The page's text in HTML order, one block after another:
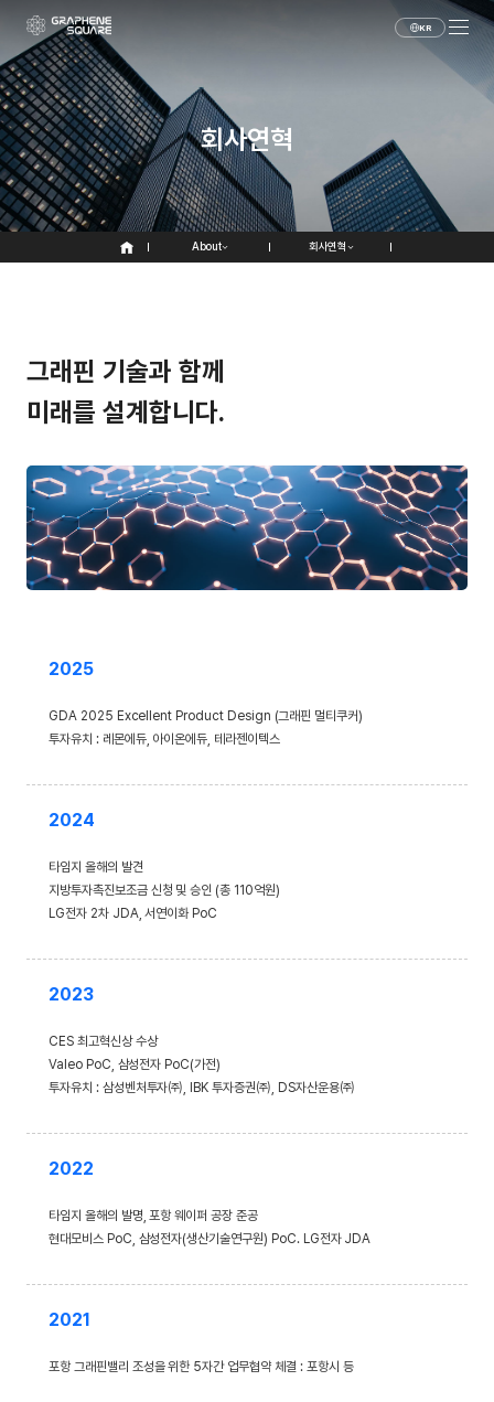
KR
회사연혁
About 회사연혁
그래핀 기 술과 함께
미 래를 설계 합니 다.
2025
GDA 2025 Excellent Product Design (그래핀 멀티쿠커)
투자유치 : 레몬에듀, 아이온에듀, 테라젠이텍스
2024
타임지 올해의 발견
지방투자촉진보조금 신청 및 승인 (총 110억원)
LG전자 2차 JDA, 서연이화 PoC
2023
CES 최고혁신상 수상
Valeo PoC, 삼성전자 PoC(가전)
투자유치 : 삼성벤처투자㈜, IBK 투자증권㈜, DS자산운용㈜
2022
타임지 올해의 발명, 포항 웨이퍼 공장 준공
현대모비스 PoC, 삼성전자(생산기술연구원) PoC. LG전자 JDA
2021
포항 그래핀밸리 조성을 위한 5자간 업무협약 체결 : 포항시 등